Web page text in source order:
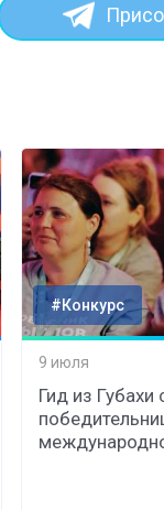
#Конкурс
9 июля
Гид из Губахи